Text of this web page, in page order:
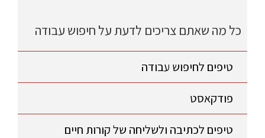
כל מה שאתם צריכים לדעת על חיפוש עבודה
טיפים לחיפוש עבודה
פודקאסט
טיפים לכתיבה ולשליחה של קורות חיים